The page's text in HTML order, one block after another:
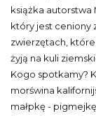
książka autorstwa
który jest ceniony
zwierzętach, które
żyją na kuli
Kogo spotkamy?
morświna
małpkę -